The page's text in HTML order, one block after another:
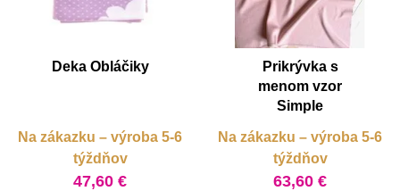
Deka Obláčiky
Na zákazku – výroba 5-6
týždňov
47,60 €
Prikrývka s
menom vzor
Simple
Na zákazku – výroba 5-6
týždňov
63,60 €